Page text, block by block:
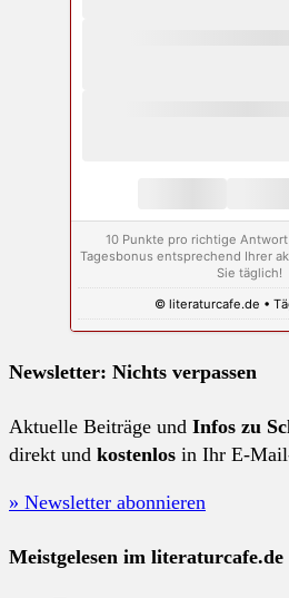
10 Punkte pro richtige
Tagesbonus entsprechend Ihrer
Sie täglich!
© literaturcafe.de •
Newsletter: Nichts verpassen
Aktuelle Beiträge und Infos zu
direkt und kostenlos in Ihr E-
» Newsletter abonnieren
Meistgelesen im literaturcafe.de